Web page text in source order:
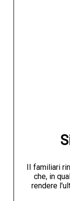
II familiari
che, in
rendere